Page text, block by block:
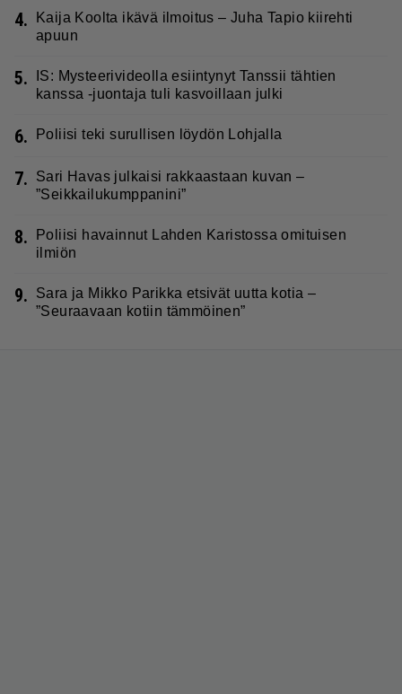
4.
Kaija Koolta ikävä ilmoitus – Juha Tapio kiirehti
apuun
5.
IS: Mysteerivideolla esiintynyt Tanssii tähtien
kanssa -juontaja tuli kasvoillaan julki
6. Poliisi teki surullisen löydön Lohjalla
7.
Sari Havas julkaisi rakkaastaan kuvan –
”Seikkailukumppanini”
8.
Poliisi havainnut Lahden Karistossa omituisen
ilmiön
9.
Sara ja Mikko Parikka etsivät uutta kotia –
”Seuraavaan kotiin tämmöinen”